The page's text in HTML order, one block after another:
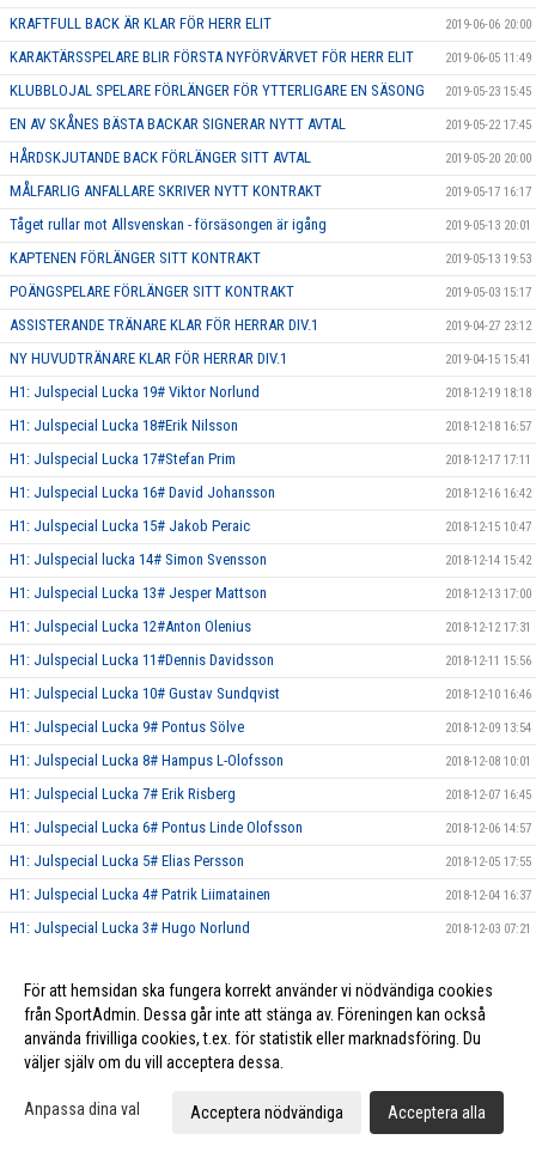
KRAFTFULL BACK ÄR KLAR FÖR HERR ELIT 2019-06-06 20:00
KARAKTÄRSSPELARE BLIR FÖRSTA NYFÖRVÄRVET FÖR HERR ELIT 2019-06-05 11:49
KLUBBLOJAL SPELARE FÖRLÄNGER FÖR YTTERLIGARE EN SÄSONG 2019-05-23 15:45
EN AV SKÅNES BÄSTA BACKAR SIGNERAR NYTT AVTAL 2019-05-22 17:45
HÅRDSKJUTANDE BACK FÖRLÄNGER SITT AVTAL 2019-05-20 20:00
MÅLFARLIG ANFALLARE SKRIVER NYTT KONTRAKT 2019-05-17 16:17
Tåget rullar mot Allsvenskan - försäsongen är igång 2019-05-13 20:01
KAPTENEN FÖRLÄNGER SITT KONTRAKT 2019-05-13 19:53
POÄNGSPELARE FÖRLÄNGER SITT KONTRAKT 2019-05-03 15:17
ASSISTERANDE TRÄNARE KLAR FÖR HERRAR DIV.1 2019-04-27 23:12
NY HUVUDTRÄNARE KLAR FÖR HERRAR DIV.1 2019-04-15 15:41
H1: Julspecial Lucka 19# Viktor Norlund 2018-12-19 18:18
H1: Julspecial Lucka 18#Erik Nilsson 2018-12-18 16:57
H1: Julspecial Lucka 17#Stefan Prim 2018-12-17 17:11
H1: Julspecial Lucka 16# David Johansson 2018-12-16 16:42
H1: Julspecial Lucka 15# Jakob Peraic 2018-12-15 10:47
H1: Julspecial lucka 14# Simon Svensson 2018-12-14 15:42
H1: Julspecial Lucka 13# Jesper Mattson 2018-12-13 17:00
H1: Julspecial Lucka 12#Anton Olenius 2018-12-12 17:31
H1: Julspecial Lucka 11#Dennis Davidsson 2018-12-11 15:56
H1: Julspecial Lucka 10# Gustav Sundqvist 2018-12-10 16:46
H1: Julspecial Lucka 9# Pontus Sölve 2018-12-09 13:54
H1: Julspecial Lucka 8# Hampus L-Olofsson 2018-12-08 10:01
H1: Julspecial Lucka 7# Erik Risberg 2018-12-07 16:45
H1: Julspecial Lucka 6# Pontus Linde Olofsson 2018-12-06 14:57
H1: Julspecial Lucka 5# Elias Persson 2018-12-05 17:55
H1: Julspecial Lucka 4# Patrik Liimatainen 2018-12-04 16:37
H1: Julspecial Lucka 3# Hugo Norlund 2018-12-03 07:21
H1: Julspecial Lucka 1# Jesper Nilsson 2018-12-01 11:59
Herr Elit släpper Julkalender! 2018-11-28 21:41
Herr Elit tog tre nya poäng mot Röke IBK!
H1: Tung förlust mot Munka-Ljungby! Vinst mot FBC Kalmarsund U! 2018-11-20 21:00
2018-11-04 12:28
För att hemsidan ska fungera korrekt använder vi nödvändiga cookies
från SportAdmin. Dessa går inte att stänga av. Föreningen kan också
använda frivilliga cookies, t.ex. för statistik eller marknadsföring. Du
väljer själv om du vill acceptera dessa.
Anpassa dina val Acceptera nödvändiga Acceptera alla